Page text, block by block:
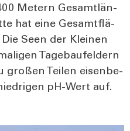
Metern Gesamt­län­
hat eine Gesamt­flä­
Seen der Klei­nen
Tage­bau­fel­dern
gro­ßen Tei­len eisen­be­
pH-Wert auf.